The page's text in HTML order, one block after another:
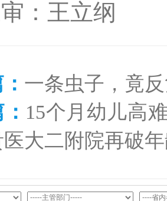
王立纲
一条虫子，竟
15个月幼儿高
大二附院再破